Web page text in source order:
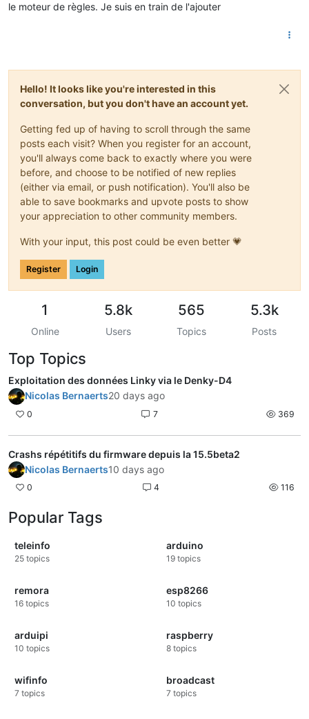
le moteur de règles. Je suis en train de l'ajouter
Hello! It looks like you're interested in this
conversation, but you don't have an account yet.
Getting fed up of having to scroll through the same
posts each visit? When you register for an account,
you'll always come back to exactly where you were
before, and choose to be notified of new replies
(either via email, or push notification). You'll also be
able to save bookmarks and upvote posts to show
your appreciation to other community members.
With your input, this post could be even better 💗
Register Login
1
Online
5.8k
Users
565
Topics
5.3k
Posts
Top Topics
Exploitation des données Linky via le Denky-D4
Nicolas Bernaerts20 days ago
0 7 369
Crashs répétitifs du firmware depuis la 15.5beta2
Nicolas Bernaerts10 days ago
0 4 116
Popular Tags
teleinfo
25 topics
arduino
19 topics
remora
16 topics
esp8266
10 topics
arduipi
10 topics
raspberry
8 topics
wifinfo
7 topics
broadcast
7 topics